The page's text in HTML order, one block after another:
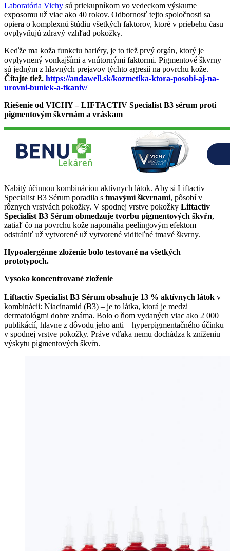
Laboratória Vichy sú priekupníkom vo vedeckom výskume
exposomu už viac ako 40 rokov. Odbornosť tejto spoločnosti sa
opiera o komplexnú štúdiu všetkých faktorov, ktoré v priebehu času
ovplyvňujú zdravý vzhľad pokožky.
Keďže ma koža funkciu bariéry, je to tiež prvý orgán, ktorý je
ovplyvnený vonkajšími a vnútornými faktormi. Pigmentové škvrny
sú jedným z hlavných prejavov týchto agresií na povrchu kože.
Čítajte tiež. https://andawell.sk/kozmetika-ktora-posobi-aj-na-
urovni-buniek-a-tkaniv/
Riešenie od VICHY – LIFTACTIV Specialist B3 sérum proti
pigmentovým škvrnám a vráskam
Nabitý účinnou kombináciou aktívnych látok. Aby si Liftactiv
Specialist B3 Sérum poradila s tmavými škvrnami, pôsobí v
rôznych vrstvách pokožky. V spodnej vrstve pokožky Liftactiv
Specialist B3 Sérum obmedzuje tvorbu pigmentových škvŕn,
zatiaľ čo na povrchu kože napomáha peelingovým efektom
odstrániť už vytvorené už vytvorené viditeľné tmavé škvrny.
Hypoalergénne zloženie bolo testované na všetkých
prototypoch.
Vysoko koncentrované zloženie
Liftactiv Specialist B3 Sérum obsahuje 13 % aktívnych látok v
kombinácii: Niacínamid (B3) – je to látka, ktorá je medzi
dermatológmi dobre známa. Bolo o ňom vydaných viac ako 2 000
publikácií, hlavne z dôvodu jeho anti – hyperpigmentačného účinku
v spodnej vrstve pokožky. Práve vďaka nemu dochádza k zníženiu
výskytu pigmentových škvŕn.